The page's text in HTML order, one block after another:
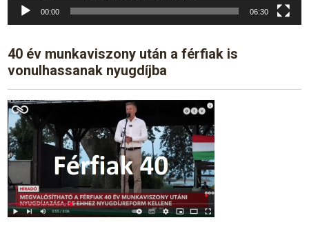
00:00 06:30
40 év munkaviszony után a férfiak is
vonulhassanak nyugdíjba